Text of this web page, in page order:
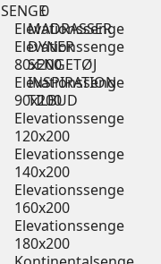
SENGE
Elevationssenge
Elevationssenge
80x200
Elevationssenge
90x200
Elevationssenge
120x200
Elevationssenge
140x200
Elevationssenge
160x200
Elevationssenge
180x200
MADRASSER
DYNER
SENGETØJ
INSPIRATION
TILBUD
0